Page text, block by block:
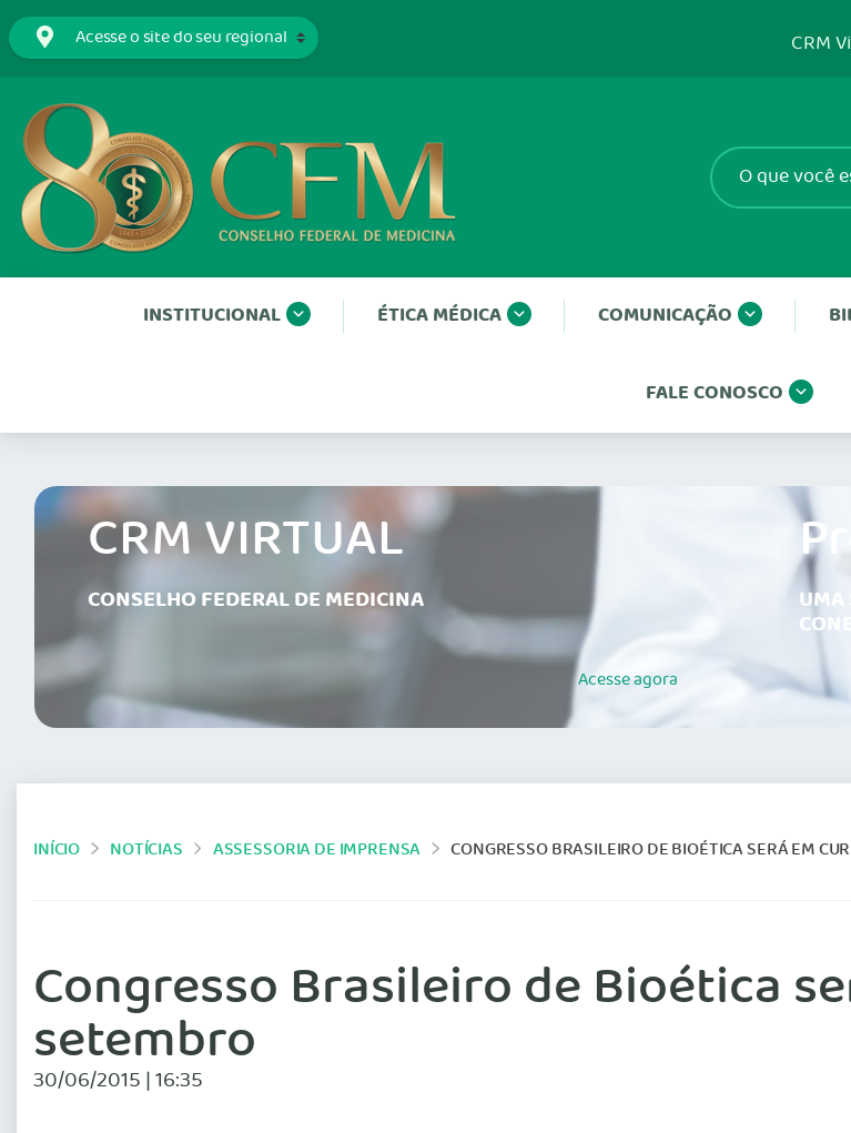
CRM
INSTITUCIONAL ÉTICA MÉDICA COMUNICAÇÃO
FALE CONOSCO
CRM VIRTUAL
CONSELHO FEDERAL DE MEDICINA
Acesseagora
UMA
INÍCIO NOTÍCIAS ASSESSORIA DE IMPRENSA CONGRESSO BRASILEIRO DE BIOÉTICA SERÁ EM
Congresso Brasileiro de Bioética
setembro
30/06/2015 | 16:35